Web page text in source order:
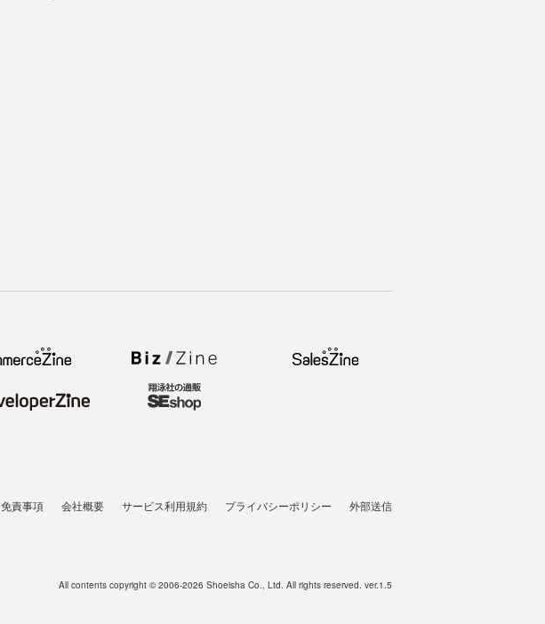
免責事項 会社概要 サービス利用規約 プライバシーポリシー 外部送信
All contents copyright © 2006-2026 Shoeisha Co., Ltd. All rights reserved. ver.1.5